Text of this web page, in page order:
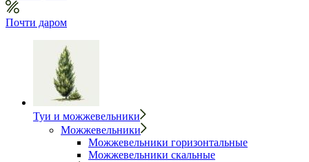
Почти даром
Туи и можжевельники
Можжевельники
Можжевельники горизонтальные
Можжевельники скальные